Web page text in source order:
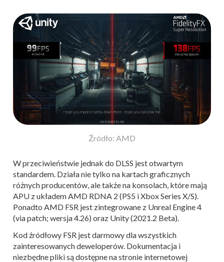
Źródło: AMD
W przeciwieństwie jednak do DLSS jest otwartym
standardem. Działa nie tylko na kartach graficznych
różnych producentów, ale także na konsolach, które mają
APU z układem AMD RDNA 2 (PS5 i Xbox Series X/S).
Ponadto AMD FSR jest zintegrowane z Unreal Engine 4
(via patch; wersja 4.26) oraz Unity (2021.2 Beta).
Kod źródłowy FSR jest darmowy dla wszystkich
zainteresowanych deweloperów. Dokumentacja i
niezbędne pliki są dostępne na stronie internetowej